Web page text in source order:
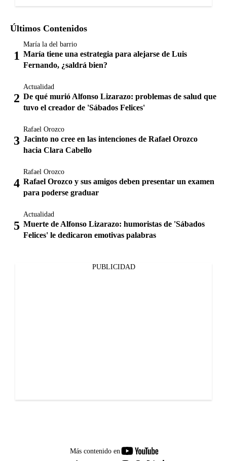
Últimos Contenidos
María la del barrio
María tiene una estrategia para alejarse de Luis
Fernando, ¿saldrá bien?
Actualidad
De qué murió Alfonso Lizarazo: problemas de salud que
tuvo el creador de 'Sábados Felices'
Rafael Orozco
Jacinto no cree en las intenciones de Rafael Orozco
hacia Clara Cabello
Rafael Orozco
Rafael Orozco y sus amigos deben presentar un examen
para poderse graduar
Actualidad
Muerte de Alfonso Lizarazo: humoristas de 'Sábados
Felices' le dedicaron emotivas palabras
PUBLICIDAD
Más contenido en
youtube-